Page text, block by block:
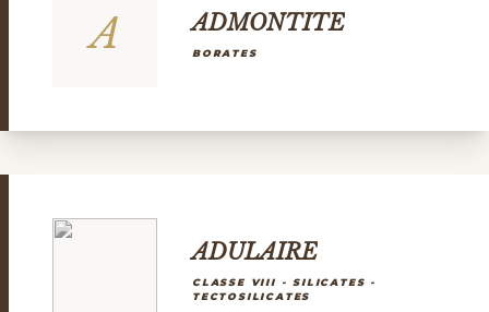
A ADMONTITE
BORATES
ADULAIRE
CLASSE VIII - SILICATES -
TECTOSILICATES